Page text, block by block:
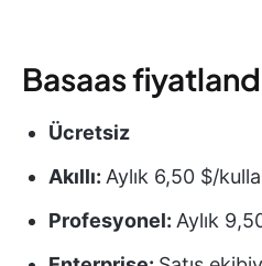
Basaas
Ücretsiz
Akıllı: Aylık 6,50 $/
Profesyonel: Aylık